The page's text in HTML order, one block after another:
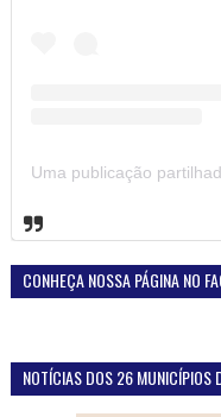
CONHEÇA NOSSA PÁGINA NO
NOTÍCIAS DOS 26 MUNICÍPIOS